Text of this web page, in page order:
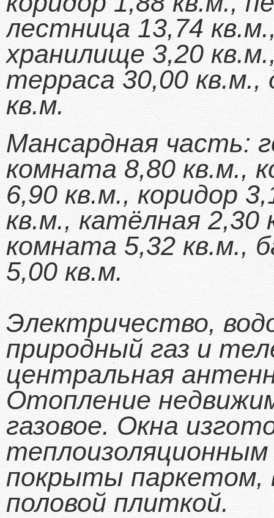
лестница 13,74
хранилище 3,20
терраса 30,00 кв.м.,
кв.м.
Мансардная часть:
комната 8,80 кв.м.,
6,90 кв.м., коридор
кв.м., катёлная 2,30
комната 5,32 кв.м.,
5,00 кв.м.
Электричество,
природный газ и
центральная
Отопление
газовое. Окна
покрыты паркетом,
половой плиткой.